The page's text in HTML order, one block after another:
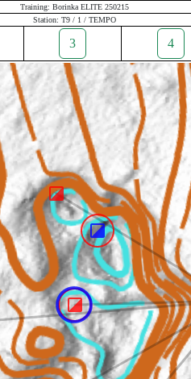
Training: Borinka ELITE 250215
Station: T9 / 1 / TEMPO
3 4